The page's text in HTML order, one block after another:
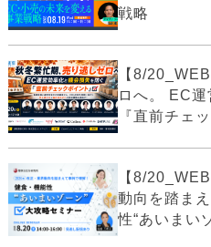
戦略
【8/
ロへ。 EC
『直前チェ
【8/
動向を踏ま
性“あいまい